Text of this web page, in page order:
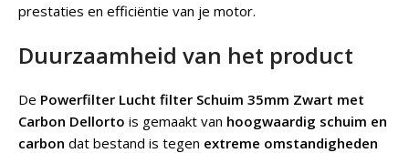
prestaties en efficiëntie van je motor.
Duurzaamheid van het product
De Powerfilter Lucht filter Schuim 35mm Zwart met
Carbon Dellorto is gemaakt van hoogwaardig schuim en
carbon dat bestand is tegen extreme omstandigheden